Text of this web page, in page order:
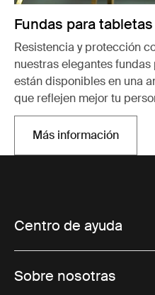
Fundas para
Resistencia y protección
nuestras elegantes
están disponibles en una
que reflejen mejor tu
Más información
Se abre en una
Centro de ayuda
Sobre nosotras